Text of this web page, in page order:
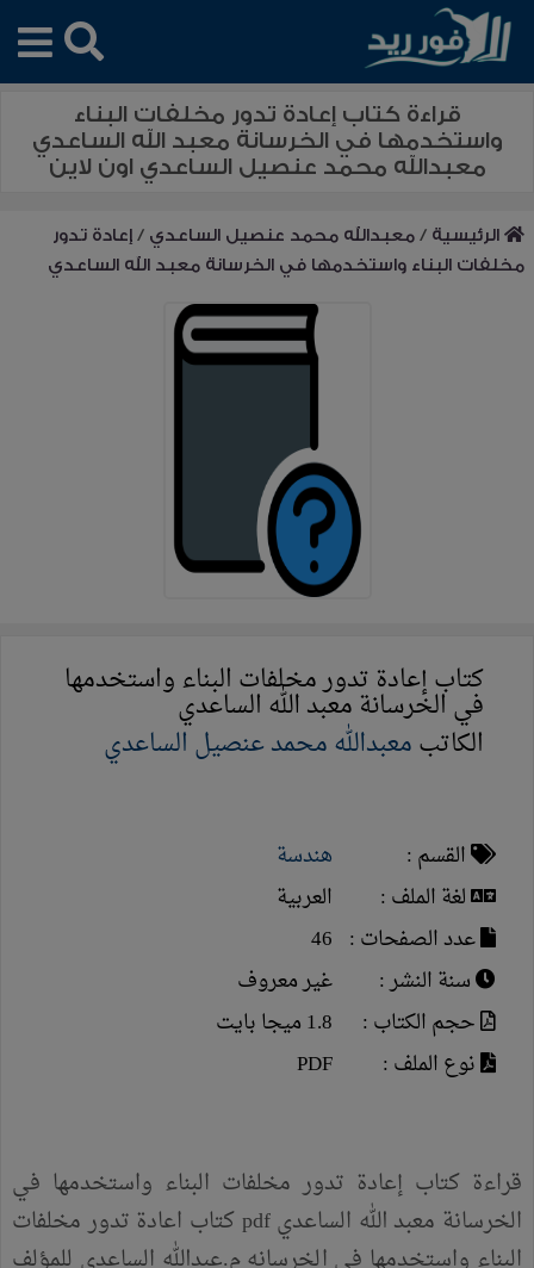
قراءة كتاب إعادة تدور مخلفات البناء
واستخدمها في الخرسانة معبد الله الساعدي
معبدالله محمد عنصيل الساعدي اون لاين
الرئيسية /معبدالله محمد عنصيل الساعدي /إعادة تدور
مخلفات البناء واستخدمها في الخرسانة معبد الله الساعدي
كتاب إعادة تدور مخلفات البناء واستخدمها
في الخرسانة معبد الله الساعدي
الكاتبمعبدالله محمد عنصيل الساعدي
القسم :
هندسة
لغة الملف :
العربية
عدد الصفحات : 46
سنة النشر :
غير معروف
حجم الكتاب :
1.8 ميجا بايت
نوع الملف :
PDF
قراءة كتاب إعادة تدور مخلفات البناء واستخدمها في
الخرسانة معبد الله الساعدي pdf كتاب اعادة تدور مخلفات